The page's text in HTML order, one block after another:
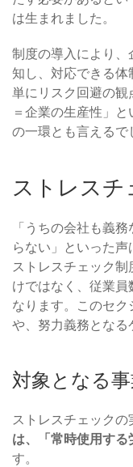
は生まれました。
制度の導入により
知し、対応できる体
単にリスク回避の
＝企業の生産性」
の一環とも言えるで
ストレスチ
「うちの会社も義
らない」といった声
ストレスチェック
けではなく、従業
なります。このセ
や、努力義務となる
対象となる
ストレスチェックの
は、「常時使用する
す。